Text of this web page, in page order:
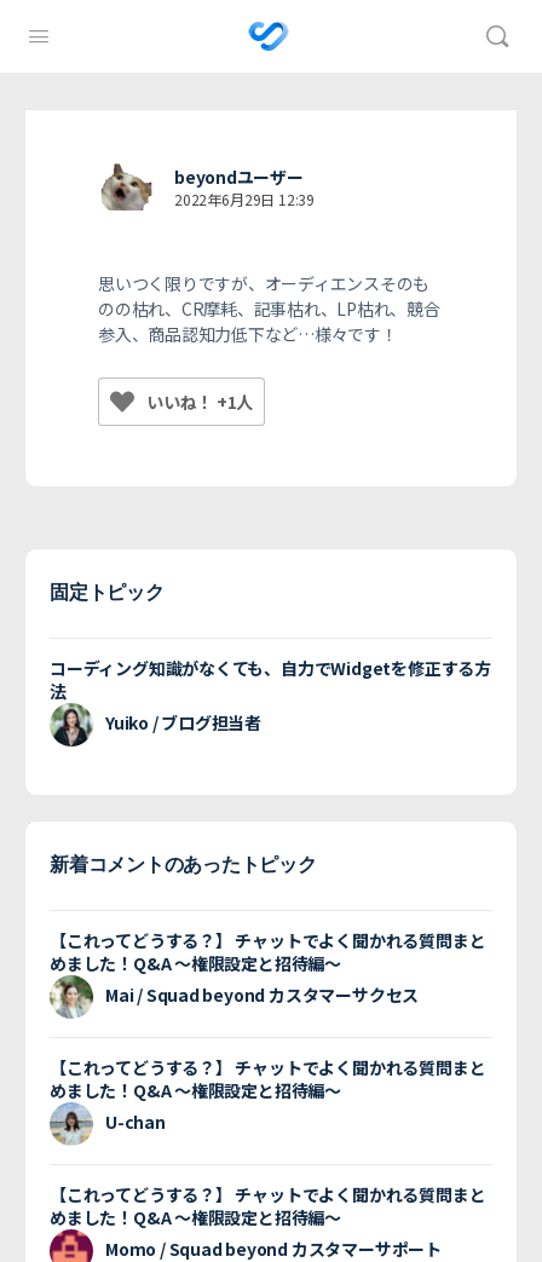
beyondユーザー
2022年6月29日 12:39
思いつく限りですが、オーディエンスそのも
のの枯れ、CR摩耗、記事枯れ、LP枯れ、競合
参入、商品認知力低下など…様々です！
いいね！ +1人
固定トピック
コーディング知識がなくても、自力でWidgetを修正する方
法
Yuiko / ブログ担当者
新着コメントのあったトピック
【これってどうする？】 チャットでよく聞かれる質問まと
めました！Q&A 〜権限設定と招待編〜
Mai / Squad beyond カスタマーサクセス
【これってどうする？】 チャットでよく聞かれる質問まと
めました！Q&A 〜権限設定と招待編〜
U-chan
【これってどうする？】 チャットでよく聞かれる質問まと
めました！Q&A 〜権限設定と招待編〜
Momo / Squad beyond カスタマーサポート